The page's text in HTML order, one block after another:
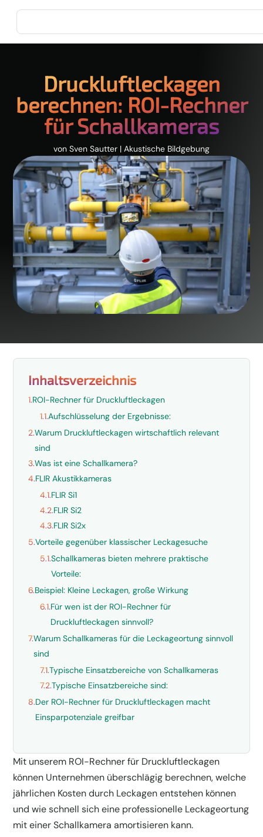
Druckluftleckagen
berechnen: ROI-Rechner
für Schallkameras
von Sven Sautter | Akustische Bildgebung
Inhaltsverzeichnis
1.ROI-Rechner für Druckluftleckagen
1.1.Aufschlüsselung der Ergebnisse:
2.Warum Druckluftleckagen wirtschaftlich relevant
sind
3.Was ist eine Schallkamera?
4.FLIR Akustikkameras
4.1.FLIR Si1
4.2.FLIR Si2
4.3.FLIR Si2x
5.Vorteile gegenüber klassischer Leckagesuche
5.1.Schallkameras bieten mehrere praktische
Vorteile:
6.Beispiel: Kleine Leckagen, große Wirkung
6.1.Für wen ist der ROI-Rechner für
Druckluftleckagen sinnvoll?
7.Warum Schallkameras für die Leckageortung sinnvoll
sind
7.1.Typische Einsatzbereiche von Schallkameras
7.2.Typische Einsatzbereiche sind:
8.Der ROI-Rechner für Druckluftleckagen macht
Einsparpotenziale greifbar
Mit unserem ROI-Rechner für Druckluftleckagen
können Unternehmen überschlägig berechnen, welche
jährlichen Kosten durch Leckagen entstehen können
und wie schnell sich eine professionelle Leckageortung
mit einer Schallkamera amortisieren kann.